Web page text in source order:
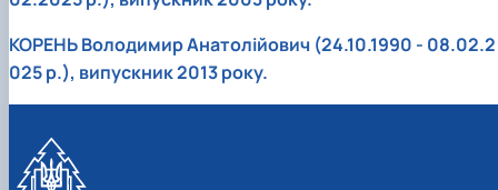
КОРЕНЬ Володимир Анатолійович (24.10.1990 - 08.02.2
025 р.), випускник 2013 року.